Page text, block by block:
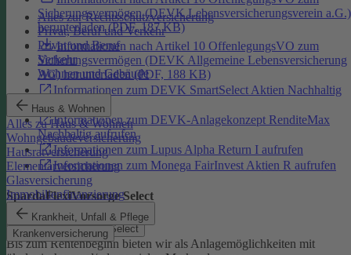
Alles zur Rechtsschutzversicherung
Privat, Beruf und Verkehr
Privat und Beruf
Verkehr
Wohnen und Gebäude
Haus & Wohnen
Alles zu Haus & Wohnen
Wohngebäudeversicherung
Hausratversicherung
Elementarversicherung
Glasversicherung
Immobilienfinanzierung
Krankheit, Unfall & Pflege
Krankenversicherung
Sicherungsvermögen (DEVK Lebensversicherungsverein a.G.)
herunterladen (PDF, 187 KB)
Informationen nach Artikel 10 OffenlegungsVO zum
Sicherungsvermögen (DEVK Allgemeine Lebensversicherung
AG) herunterladen (PDF, 188 KB)
Informationen zum DEVK SmartSelect Aktien Nachhaltig
aufrufen
Informationen zum DEVK-Anlagekonzept RenditeMax
Nachhaltig aufrufen
Informationen zum Lupus Alpha Return I aufrufen
Informationen zum Monega FairInvest Aktien R aufrufen
SpardaFlexiVorsorge Select
SpardaFlexiVorsorge Select
Bis zum Rentenbeginn bieten wir als Anlagemöglichkeiten mit